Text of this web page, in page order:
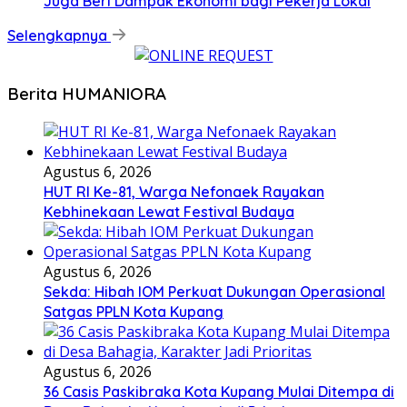
Selengkapnya
Berita HUMANIORA
Agustus 6, 2026
HUT RI Ke-81, Warga Nefonaek Rayakan
Kebhinekaan Lewat Festival Budaya
Agustus 6, 2026
Sekda: Hibah IOM Perkuat Dukungan Operasional
Satgas PPLN Kota Kupang
Agustus 6, 2026
36 Casis Paskibraka Kota Kupang Mulai Ditempa di